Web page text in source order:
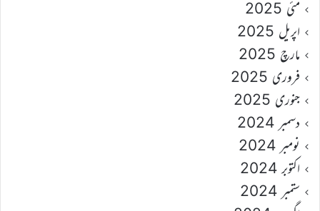
مئی 2025
اپریل 2025
مارچ 2025
فروری 2025
جنوری 2025
دسمبر 2024
نومبر 2024
اکتوبر 2024
ستمبر 2024